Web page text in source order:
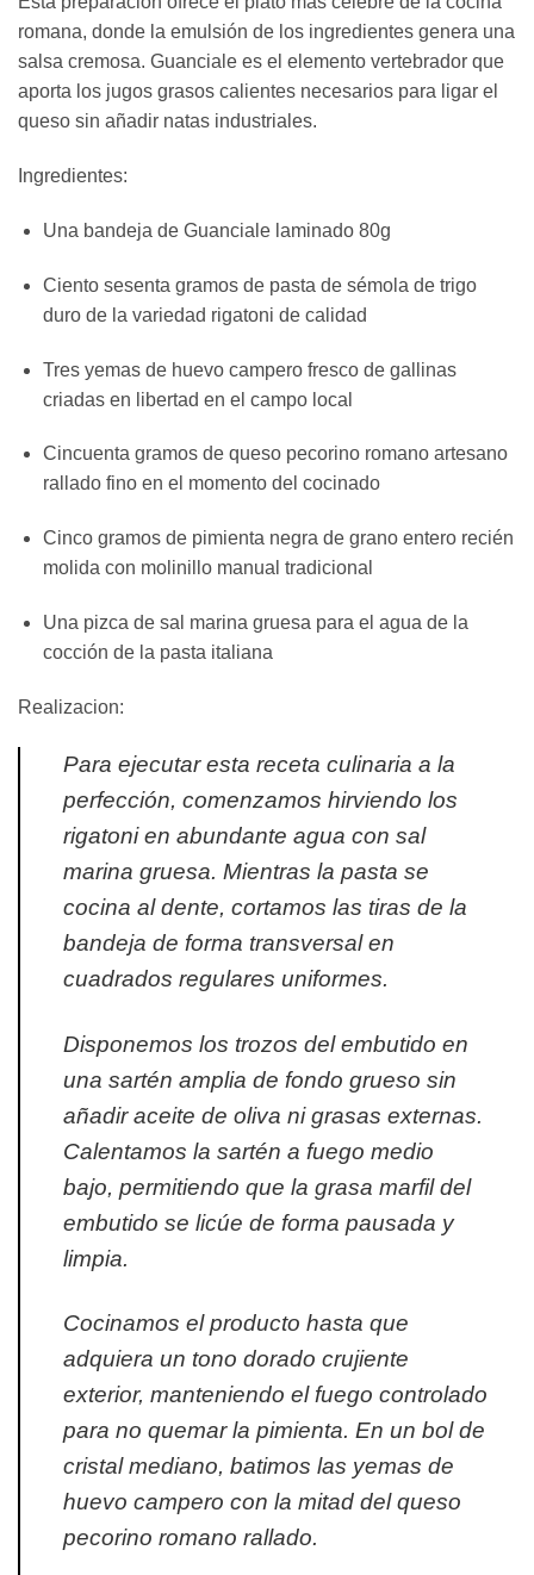
romana, donde la emulsión de los ingredientes genera una
salsa cremosa. Guanciale es el elemento vertebrador que
aporta los jugos grasos calientes necesarios para ligar el
queso sin añadir natas industriales.
Ingredientes:
Una bandeja de Guanciale laminado 80g
Ciento sesenta gramos de pasta de sémola de trigo
duro de la variedad rigatoni de calidad
Tres yemas de huevo campero fresco de gallinas
criadas en libertad en el campo local
Cincuenta gramos de queso pecorino romano artesano
rallado fino en el momento del cocinado
Cinco gramos de pimienta negra de grano entero recién
molida con molinillo manual tradicional
Una pizca de sal marina gruesa para el agua de la
cocción de la pasta italiana
Realizacion:
Para ejecutar esta receta culinaria a la
perfección, comenzamos hirviendo los
rigatoni en abundante agua con sal
marina gruesa. Mientras la pasta se
cocina al dente, cortamos las tiras de la
bandeja de forma transversal en
cuadrados regulares uniformes.
Disponemos los trozos del embutido en
una sartén amplia de fondo grueso sin
añadir aceite de oliva ni grasas externas.
Calentamos la sartén a fuego medio
bajo, permitiendo que la grasa marfil del
embutido se licúe de forma pausada y
limpia.
Cocinamos el producto hasta que
adquiera un tono dorado crujiente
exterior, manteniendo el fuego controlado
para no quemar la pimienta. En un bol de
cristal mediano, batimos las yemas de
huevo campero con la mitad del queso
pecorino romano rallado.